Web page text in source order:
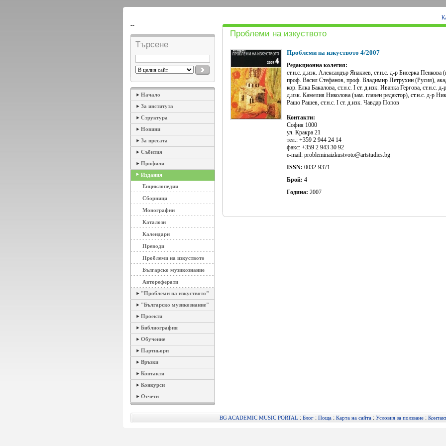
--
Търсене
Начало
За института
Структура
Новини
За пресата
Събития
Профили
Издания
Енциклопедии
Сборници
Монографии
Каталози
Календари
Преводи
Проблеми на изкуството
Българско музикознание
Автореферати
"Проблеми на изкуството"
"Българско музикознание"
Проекти
Библиография
Обучение
Партньори
Връзки
Контакти
Конкурси
Отчети
Проблеми на изкуството
Проблеми на изкуството 4/2007
Редакционна колегия:
ст.н.с. д.изк. Александър Янакиев, ст.н.с. д-р Бисерка Пенкова
проф. Васил Стефанов, проф. Владимир Петрухин (Русия),
кор. Елка Бакалова, ст.н.с. І ст. д.изк. Иванка Гергова, ст.н.с. д-
д.изк. Камелия Николова (зам. главен редактор), ст.н.с. д-р
Рашо Рашев, ст.н.с. І ст. д.изк. Чавдар Попов
Контакти:
София 1000
ул. Кракра 21
тел.: +359 2 944 24 14
факс: +359 2 943 30 92
e-mail: probleminaizkustvoto@artstudies.bg
ISSN: 0032-9371
Брой: 4
Година: 2007
BG ACADEMIC MUSIC PORTAL : Блог: Поща: Карта на сайта: Условия за ползване: